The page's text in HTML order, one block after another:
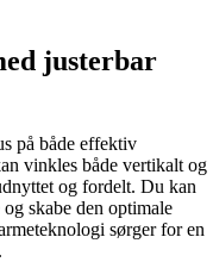
justerbar
på både effektiv
vinkles både vertikalt og
og fordelt. Du kan
skabe den optimale
sørger for en